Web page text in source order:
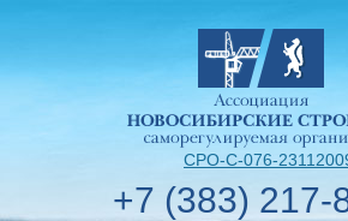
СРО-С-076-
+7 (383) 217-